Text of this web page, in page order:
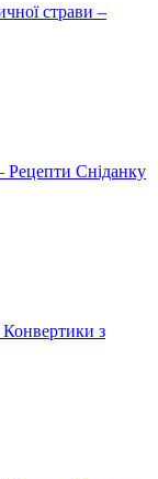
страви –
Рецепти Сніданку
з